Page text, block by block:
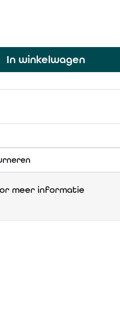
In winkelwagen
meer informatie